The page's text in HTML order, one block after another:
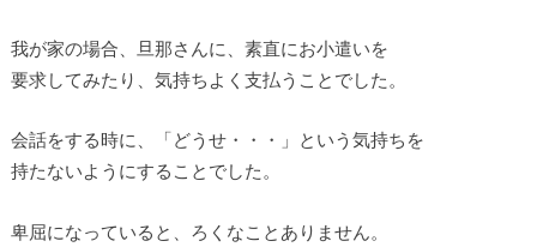
我が家の場合、旦那さんに、素直にお小遣いを
要求してみたり、気持ちよく支払うことでした。
会話をする時に、「どうせ・・・」という気持ちを
持たないようにすることでした。
卑屈になっていると、ろくなことありません。